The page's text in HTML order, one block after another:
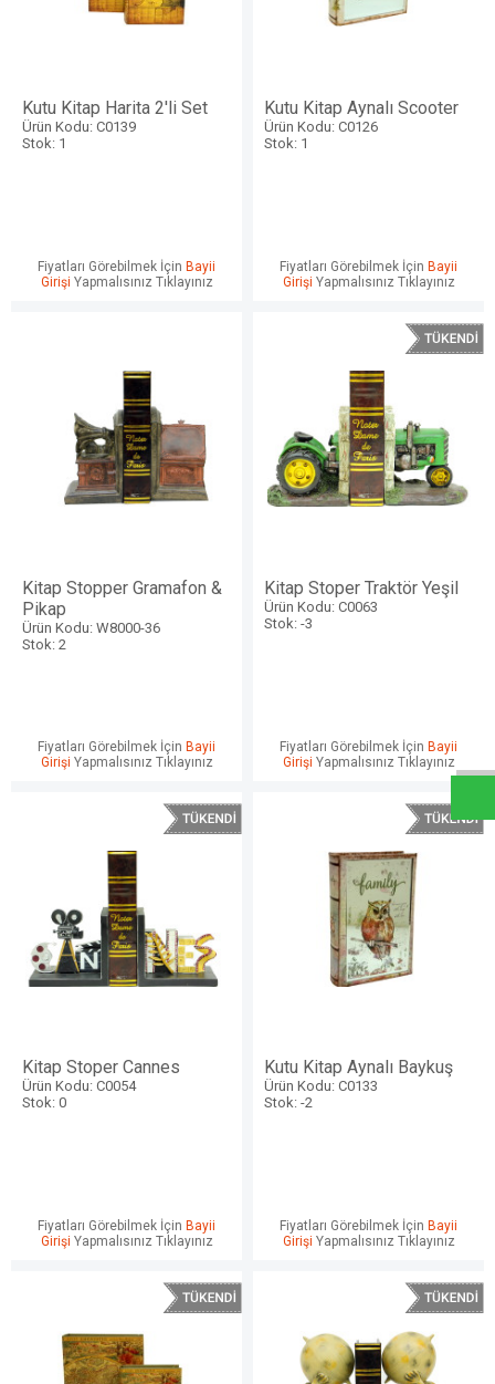
Kutu Kitap Harita 2'li Set
Ürün Kodu: C0139
Stok: 1
Fiyatları Görebilmek İçin Bayii
Girişi Yapmalısınız Tıklayınız
Kutu Kitap Aynalı Scooter
Ürün Kodu: C0126
Stok: 1
Fiyatları Görebilmek İçin Bayii
Girişi Yapmalısınız Tıklayınız
Kitap Stopper Gramafon &
Pikap
Ürün Kodu: W8000-36
Stok: 2
Fiyatları Görebilmek İçin Bayii
Girişi Yapmalısınız Tıklayınız
Kitap Stoper Traktör Yeşil
Ürün Kodu: C0063
Stok: -3
Fiyatları Görebilmek İçin Bayii
Girişi Yapmalısınız Tıklayınız
Kitap Stoper Cannes
Ürün Kodu: C0054
Stok: 0
Fiyatları Görebilmek İçin Bayii
Girişi Yapmalısınız Tıklayınız
Kutu Kitap Aynalı Baykuş
Ürün Kodu: C0133
Stok: -2
Fiyatları Görebilmek İçin Bayii
Girişi Yapmalısınız Tıklayınız